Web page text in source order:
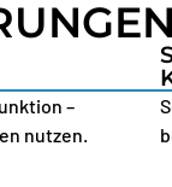
–
nutzen.